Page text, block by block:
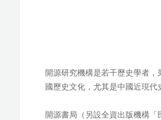
開源研究機構是若干歷史學者
國歷史文化，尤其是中國近現代
開源書局（另設全資出版機構